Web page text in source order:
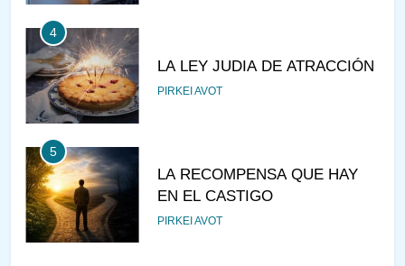
4
LA LEY JUDIA DE ATRACCIÓN
PIRKEI AVOT
5
LA RECOMPENSA QUE HAY
EN EL CASTIGO
PIRKEI AVOT